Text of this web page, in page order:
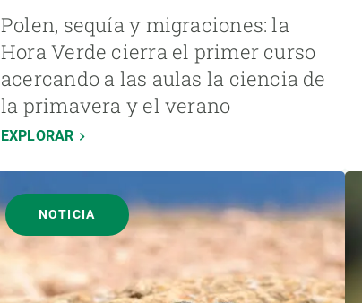
Polen, sequía y migraciones: la
Hora Verde cierra el primer curso
acercando a las aulas la ciencia de
la primavera y el verano
EXPLORAR
NOTICIA